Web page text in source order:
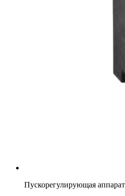
Пускорегулирующая